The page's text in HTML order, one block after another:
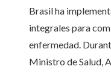
Brasil ha
integrales para
enfermedad.
Ministro de Salud,